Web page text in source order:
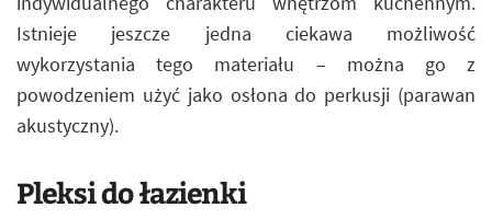
Istnieje jeszcze jedna ciekawa możliwość
wykorzystania tego materiału – można go z
powodzeniem użyć jako osłona do perkusji (parawan
akustyczny).
Pleksi do łazienki